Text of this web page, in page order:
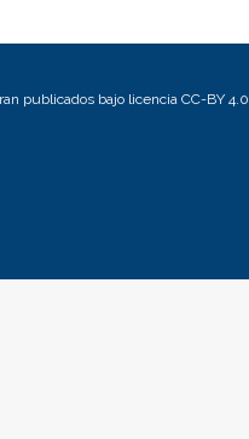
publicados bajo licencia CC-BY 4.0